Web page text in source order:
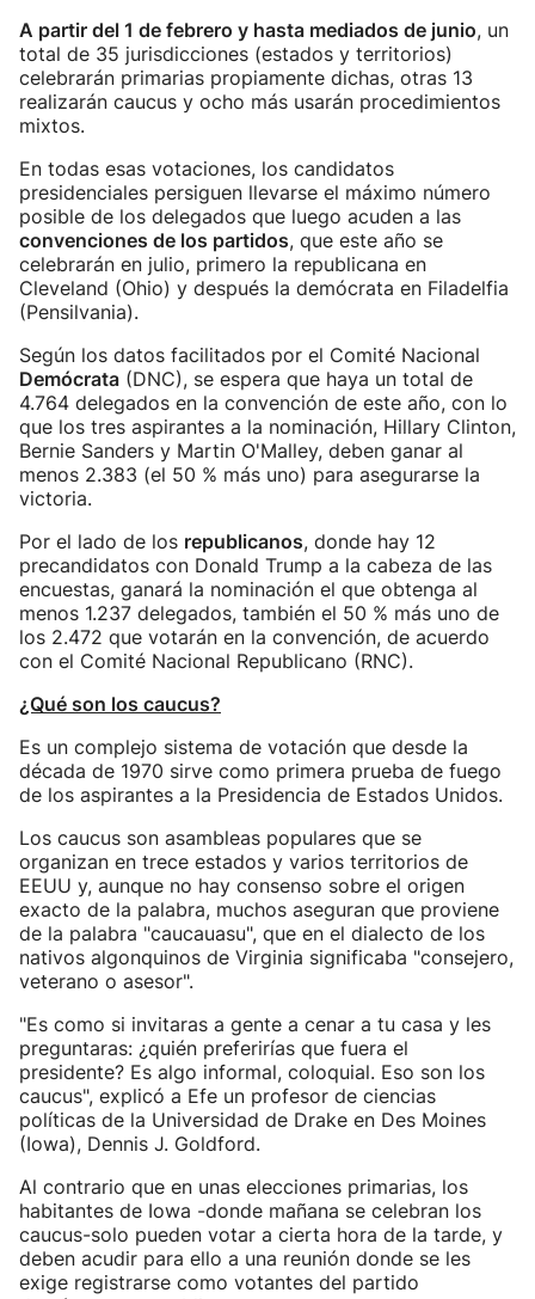
A partir del 1 de febrero y hasta mediados de junio, un
total de 35 jurisdicciones (estados y territorios)
celebrarán primarias propiamente dichas, otras 13
realizarán caucus y ocho más usarán procedimientos
mixtos.
En todas esas votaciones, los candidatos
presidenciales persiguen llevarse el máximo número
posible de los delegados que luego acuden a las
convenciones de los partidos, que este año se
celebrarán en julio, primero la republicana en
Cleveland (Ohio) y después la demócrata en Filadelfia
(Pensilvania).
Según los datos facilitados por el Comité Nacional
Demócrata (DNC), se espera que haya un total de
4.764 delegados en la convención de este año, con lo
que los tres aspirantes a la nominación, Hillary Clinton,
Bernie Sanders y Martin O'Malley, deben ganar al
menos 2.383 (el 50 % más uno) para asegurarse la
victoria.
Por el lado de los republicanos, donde hay 12
precandidatos con Donald Trump a la cabeza de las
encuestas, ganará la nominación el que obtenga al
menos 1.237 delegados, también el 50 % más uno de
los 2.472 que votarán en la convención, de acuerdo
con el Comité Nacional Republicano (RNC).
¿Qué son los caucus?
Es un complejo sistema de votación que desde la
década de 1970 sirve como primera prueba de fuego
de los aspirantes a la Presidencia de Estados Unidos.
Los caucus son asambleas populares que se
organizan en trece estados y varios territorios de
EEUU y, aunque no hay consenso sobre el origen
exacto de la palabra, muchos aseguran que proviene
de la palabra "caucauasu", que en el dialecto de los
nativos algonquinos de Virginia significaba "consejero,
veterano o asesor".
"Es como si invitaras a gente a cenar a tu casa y les
preguntaras: ¿quién preferirías que fuera el
presidente? Es algo informal, coloquial. Eso son los
caucus", explicó a Efe un profesor de ciencias
políticas de la Universidad de Drake en Des Moines
(Iowa), Dennis J. Goldford.
Al contrario que en unas elecciones primarias, los
habitantes de Iowa -donde mañana se celebran los
caucus-solo pueden votar a cierta hora de la tarde, y
deben acudir para ello a una reunión donde se les
exige registrarse como votantes del partido